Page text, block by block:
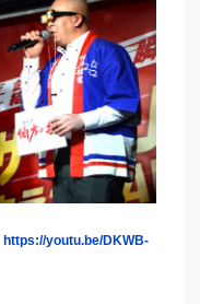
https://youtu.be/DKWB-